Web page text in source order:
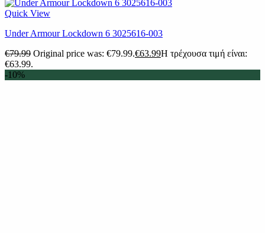
Quick View
Under Armour Lockdown 6 3025616-003
€79.99 Original price was: €79.99.€63.99Η τρέχουσα τιμή είναι:
€63.99.
-10%